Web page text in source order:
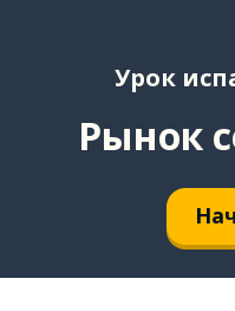
Урок
Рынок